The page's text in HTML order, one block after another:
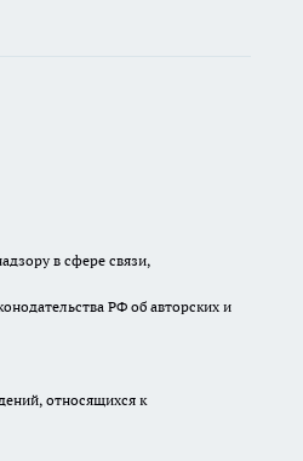
в сфере связи,
РФ об авторских и
относящихся к